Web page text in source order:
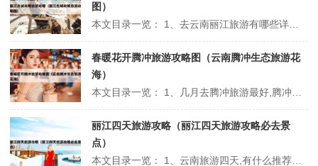
图）
春暖花开腾冲旅游攻略图（云南腾冲生态旅游花
海）
丽江四天旅游攻略（丽江四天旅游攻略必去景
点）